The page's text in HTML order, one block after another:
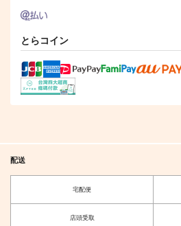
とらコイン
配送
宅配便
店頭受取